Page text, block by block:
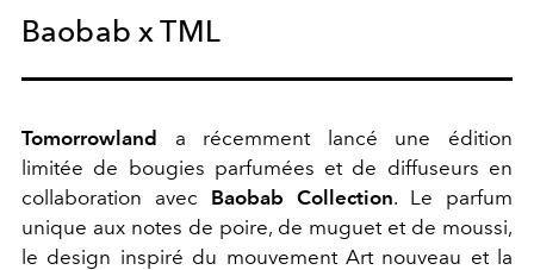
Baobab x TML
Tomorrowland a récemment lancé une édition
limitée de bougies parfumées et de diffuseurs en
collaboration avec Baobab Collection. Le parfum
unique aux notes de poire, de muguet et de moussi,
le design inspiré du mouvement Art nouveau et la